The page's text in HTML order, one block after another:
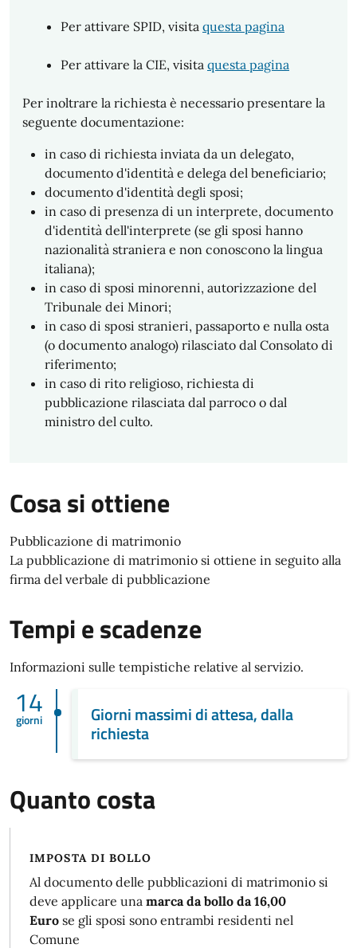
Per attivare SPID, visita questa pagina
Per attivare la CIE, visita questa pagina
Per inoltrare la richiesta è necessario presentare la
seguente documentazione:
in caso di richiesta inviata da un delegato,
documento d'identità e delega del beneficiario;
documento d'identità degli sposi;
in caso di presenza di un interprete, documento
d'identità dell'interprete (se gli sposi hanno
nazionalità straniera e non conoscono la lingua
italiana);
in caso di sposi minorenni, autorizzazione del
Tribunale dei Minori;
in caso di sposi stranieri, passaporto e nulla osta
(o documento analogo) rilasciato dal Consolato di
riferimento;
in caso di rito religioso, richiesta di
pubblicazione rilasciata dal parroco o dal
ministro del culto.
Cosa si ottiene
Pubblicazione di matrimonio
La pubblicazione di matrimonio si ottiene in seguito alla
firma del verbale di pubblicazione
Tempi e scadenze
Informazioni sulle tempistiche relative al servizio.
14
giorni Giorni massimi di attesa, dalla
richiesta
Quanto costa
IMPOSTA DI BOLLO
Al documento delle pubblicazioni di matrimonio si
deve applicare una marca da bollo da 16,00
Euro se gli sposi sono entrambi residenti nel
Comune